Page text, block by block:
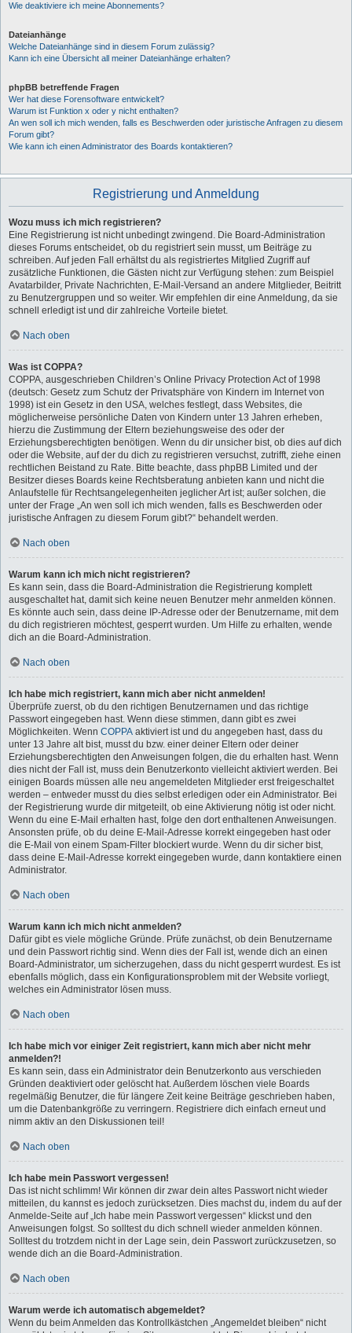
Wie deaktiviere ich meine Abonnements?
Dateianhänge
Welche Dateianhänge sind in diesem Forum zulässig?
Kann ich eine Übersicht all meiner Dateianhänge erhalten?
phpBB betreffende Fragen
Wer hat diese Forensoftware entwickelt?
Warum ist Funktion x oder y nicht enthalten?
An wen soll ich mich wenden, falls es Beschwerden oder juristische Anfragen zu diesem
Forum gibt?
Wie kann ich einen Administrator des Boards kontaktieren?
Registrierung und Anmeldung
Wozu muss ich mich registrieren?
Eine Registrierung ist nicht unbedingt zwingend. Die Board-Administration
dieses Forums entscheidet, ob du registriert sein musst, um Beiträge zu
schreiben. Auf jeden Fall erhältst du als registriertes Mitglied Zugriff auf
zusätzliche Funktionen, die Gästen nicht zur Verfügung stehen: zum Beispiel
Avatarbilder, Private Nachrichten, E-Mail-Versand an andere Mitglieder, Beitritt
zu Benutzergruppen und so weiter. Wir empfehlen dir eine Anmeldung, da sie
schnell erledigt ist und dir zahlreiche Vorteile bietet.
Nach oben
Was ist COPPA?
COPPA, ausgeschrieben Children’s Online Privacy Protection Act of 1998
(deutsch: Gesetz zum Schutz der Privatsphäre von Kindern im Internet von
1998) ist ein Gesetz in den USA, welches festlegt, dass Websites, die
möglicherweise persönliche Daten von Kindern unter 13 Jahren erheben,
hierzu die Zustimmung der Eltern beziehungsweise des oder der
Erziehungsberechtigten benötigen. Wenn du dir unsicher bist, ob dies auf dich
oder die Website, auf der du dich zu registrieren versuchst, zutrifft, ziehe einen
rechtlichen Beistand zu Rate. Bitte beachte, dass phpBB Limited und der
Besitzer dieses Boards keine Rechtsberatung anbieten kann und nicht die
Anlaufstelle für Rechtsangelegenheiten jeglicher Art ist; außer solchen, die
unter der Frage „An wen soll ich mich wenden, falls es Beschwerden oder
juristische Anfragen zu diesem Forum gibt?“ behandelt werden.
Nach oben
Warum kann ich mich nicht registrieren?
Es kann sein, dass die Board-Administration die Registrierung komplett
ausgeschaltet hat, damit sich keine neuen Benutzer mehr anmelden können.
Es könnte auch sein, dass deine IP-Adresse oder der Benutzername, mit dem
du dich registrieren möchtest, gesperrt wurden. Um Hilfe zu erhalten, wende
dich an die Board-Administration.
Nach oben
Ich habe mich registriert, kann mich aber nicht anmelden!
Überprüfe zuerst, ob du den richtigen Benutzernamen und das richtige
Passwort eingegeben hast. Wenn diese stimmen, dann gibt es zwei
Möglichkeiten. Wenn COPPA aktiviert ist und du angegeben hast, dass du
unter 13 Jahre alt bist, musst du bzw. einer deiner Eltern oder deiner
Erziehungsberechtigten den Anweisungen folgen, die du erhalten hast. Wenn
dies nicht der Fall ist, muss dein Benutzerkonto vielleicht aktiviert werden. Bei
einigen Boards müssen alle neu angemeldeten Mitglieder erst freigeschaltet
werden – entweder musst du dies selbst erledigen oder ein Administrator. Bei
der Registrierung wurde dir mitgeteilt, ob eine Aktivierung nötig ist oder nicht.
Wenn du eine E-Mail erhalten hast, folge den dort enthaltenen Anweisungen.
Ansonsten prüfe, ob du deine E-Mail-Adresse korrekt eingegeben hast oder
die E-Mail von einem Spam-Filter blockiert wurde. Wenn du dir sicher bist,
dass deine E-Mail-Adresse korrekt eingegeben wurde, dann kontaktiere einen
Administrator.
Nach oben
Warum kann ich mich nicht anmelden?
Dafür gibt es viele mögliche Gründe. Prüfe zunächst, ob dein Benutzername
und dein Passwort richtig sind. Wenn dies der Fall ist, wende dich an einen
Board-Administrator, um sicherzugehen, dass du nicht gesperrt wurdest. Es ist
ebenfalls möglich, dass ein Konfigurationsproblem mit der Website vorliegt,
welches ein Administrator lösen muss.
Nach oben
Ich habe mich vor einiger Zeit registriert, kann mich aber nicht mehr
anmelden?!
Es kann sein, dass ein Administrator dein Benutzerkonto aus verschieden
Gründen deaktiviert oder gelöscht hat. Außerdem löschen viele Boards
regelmäßig Benutzer, die für längere Zeit keine Beiträge geschrieben haben,
um die Datenbankgröße zu verringern. Registriere dich einfach erneut und
nimm aktiv an den Diskussionen teil!
Nach oben
Ich habe mein Passwort vergessen!
Das ist nicht schlimm! Wir können dir zwar dein altes Passwort nicht wieder
mitteilen, du kannst es jedoch zurücksetzen. Dies machst du, indem du auf der
Anmelde-Seite auf „Ich habe mein Passwort vergessen“ klickst und den
Anweisungen folgst. So solltest du dich schnell wieder anmelden können.
Solltest du trotzdem nicht in der Lage sein, dein Passwort zurückzusetzen, so
wende dich an die Board-Administration.
Nach oben
Warum werde ich automatisch abgemeldet?
Wenn du beim Anmelden das Kontrollkästchen „Angemeldet bleiben“ nicht